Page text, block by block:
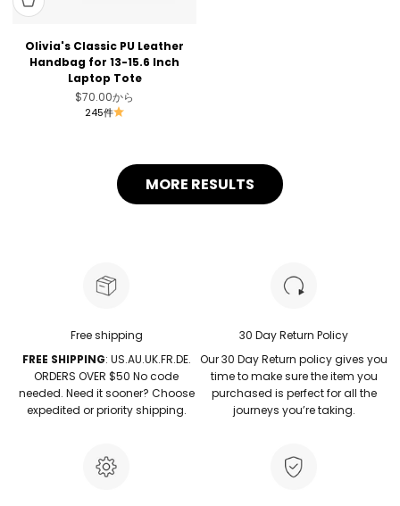
Olivia's Classic PU Leather
Handbag for 13-15.6 Inch
Laptop Tote
セール価格
$70.00から
245件
MORE RESULTS
Free shipping
FREE SHIPPING: US.AU.UK.FR.DE.
ORDERS OVER $50 No code
needed. Need it sooner? Choose
expedited or priority shipping.
30 Day Return Policy
Our 30 Day Return policy gives you
time to make sure the item you
purchased is perfect for all the
journeys you’re taking.